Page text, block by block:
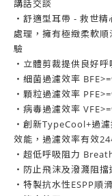
講話交談
・舒適型耳帶 - 救世
處理，擁有極緻柔軟
驗
・立體剪裁提供良好
・細菌過濾效率
・顆粒過濾效率
・病毒過濾效率
・創新TypeCool+過
效能，過濾效率有效
・超低呼吸阻力
・防止飛沫及潑濺阻
・特製抗水性ESPP順